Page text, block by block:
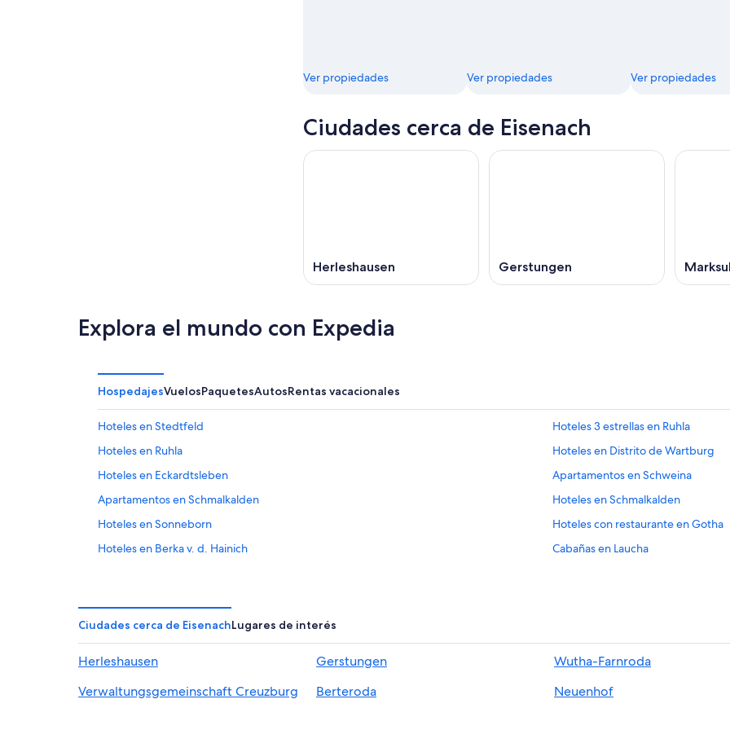
Ver propiedades Ver propiedades Ver propiedades
Ciudades cerca de Eisenach
Herleshausen Gerstungen
Explora el mundo con Expedia
HospedajesVuelosPaquetesAutosRentas vacacionales
Hoteles en Stedtfeld
Hoteles 3 estrellas en Ruhla
Hoteles en Ruhla
Hoteles en Distrito de Wartburg
Hoteles en Eckardtsleben
Apartamentos en Schweina
Apartamentos en Schmalkalden
Hoteles en Schmalkalden
Hoteles en Sonneborn
Hoteles con restaurante en Gotha
Hoteles en Berka v. d. Hainich
Cabañas en Laucha
Hoteles 4 estrellas en Wartha
Hoteles en Merkers
Hoteles que aceptan mascotas en
Cabañas en Nazza
Hoteles en Nazza
Cabañas en Gräfenhain
Hoteles en Wernshausen
Ciudades cerca de EisenachLugares de interés
Herleshausen Gerstungen Wutha-Farnroda
Verwaltungsgemeinschaft Creuzburg
Berteroda Neuenhof